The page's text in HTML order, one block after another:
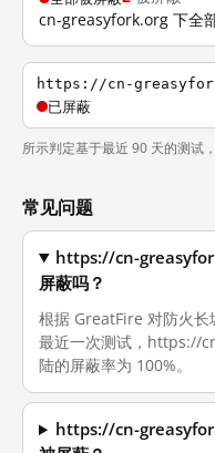
cn-greasyfork.org 下全
https://cn-
已屏蔽
所示判定基于最近 90 天的测试
常见问题
https://cn-
屏蔽吗？
根据 GreatFire 对防火
最近一次测试，https://
陆的屏蔽率为 100%。
https://cn-